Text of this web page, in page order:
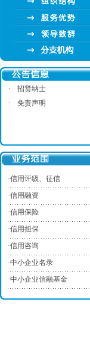
·
招贤纳士
·
免责声明
·信用评级、征信
·信用融资
·信用保险
·信用担保
·信用咨询
·中小企业名录
·中小企业信融基金